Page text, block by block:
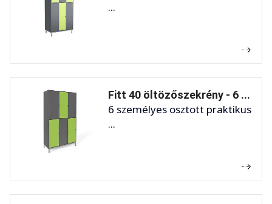
...
Fitt 40 öltözőszekrény - 6 ...
6 személyes osztott praktikus
...